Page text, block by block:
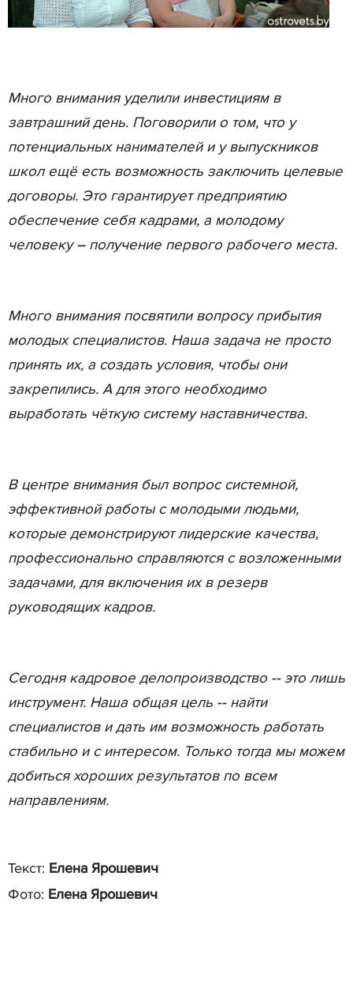
Много внимания уделили инвестициям в
завтрашний день. Поговорили о том, что у
потенциальных нанимателей и у выпускников
школ ещё есть возможность заключить целевые
договоры. Это гарантирует предприятию
обеспечение себя кадрами, а молодому
человеку – получение первого рабочего места.
Много внимания посвятили вопросу прибытия
молодых специалистов. Наша задача не просто
принять их, а создать условия, чтобы они
закрепились. А для этого необходимо
выработать чёткую систему наставничества.
В центре внимания был вопрос системной,
эффективной работы с молодыми людьми,
которые демонстрируют лидерские качества,
профессионально справляются с возложенными
задачами, для включения их в резерв
руководящих кадров.
Сегодня кадровое делопроизводство -- это лишь
инструмент. Наша общая цель -- найти
специалистов и дать им возможность работать
стабильно и с интересом. Только тогда мы можем
добиться хороших результатов по всем
направлениям.
Текст: Елена Ярошевич
Фото: Елена Ярошевич